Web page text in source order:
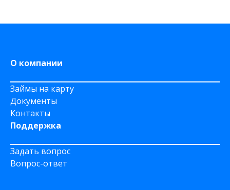
О компании
Займы на карту
Документы
Контакты
Поддержка
Задать вопрос
Вопрос-ответ